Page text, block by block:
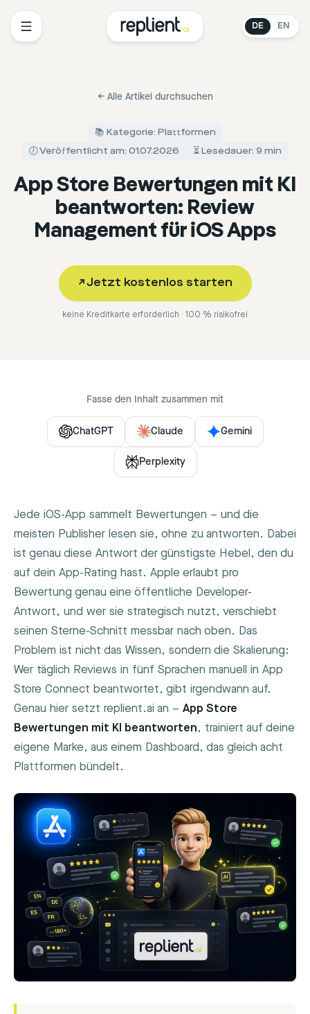
DE EN
← Alle Artikel durchsuchen
📚 Kategorie: Plattformen
🕖 Veröffentlicht am: 01.07.2026
⏳ Lesedauer: 9 min
App Store Bewertungen mit KI
beantworten: Review
Management für iOS Apps
↗Jetzt kostenlos starten
keine Kreditkarte erforderlich · 100 % risikofrei
Fasse den Inhalt zusammen mit
ChatGPT Claude Gemini
Perplexity
Jede iOS-App sammelt Bewertungen – und die
meisten Publisher lesen sie, ohne zu antworten. Dabei
ist genau diese Antwort der günstigste Hebel, den du
auf dein App-Rating hast. Apple erlaubt pro
Bewertung genau eine öffentliche Developer-
Antwort, und wer sie strategisch nutzt, verschiebt
seinen Sterne-Schnitt messbar nach oben. Das
Problem ist nicht das Wissen, sondern die Skalierung:
Wer täglich Reviews in fünf Sprachen manuell in App
Store Connect beantwortet, gibt irgendwann auf.
Genau hier setzt replient.ai an – App Store
Bewertungen mit KI beantworten, trainiert auf deine
eigene Marke, aus einem Dashboard, das gleich acht
Plattformen bündelt.